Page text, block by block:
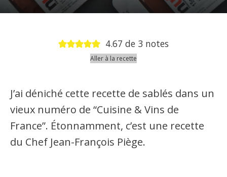
4.67 de 3 notes
Aller à la recette
J’ai déniché cette recette de sablés dans un
vieux numéro de “Cuisine & Vins de
France”. Étonnamment, c’est une recette
du Chef Jean-François Piège.